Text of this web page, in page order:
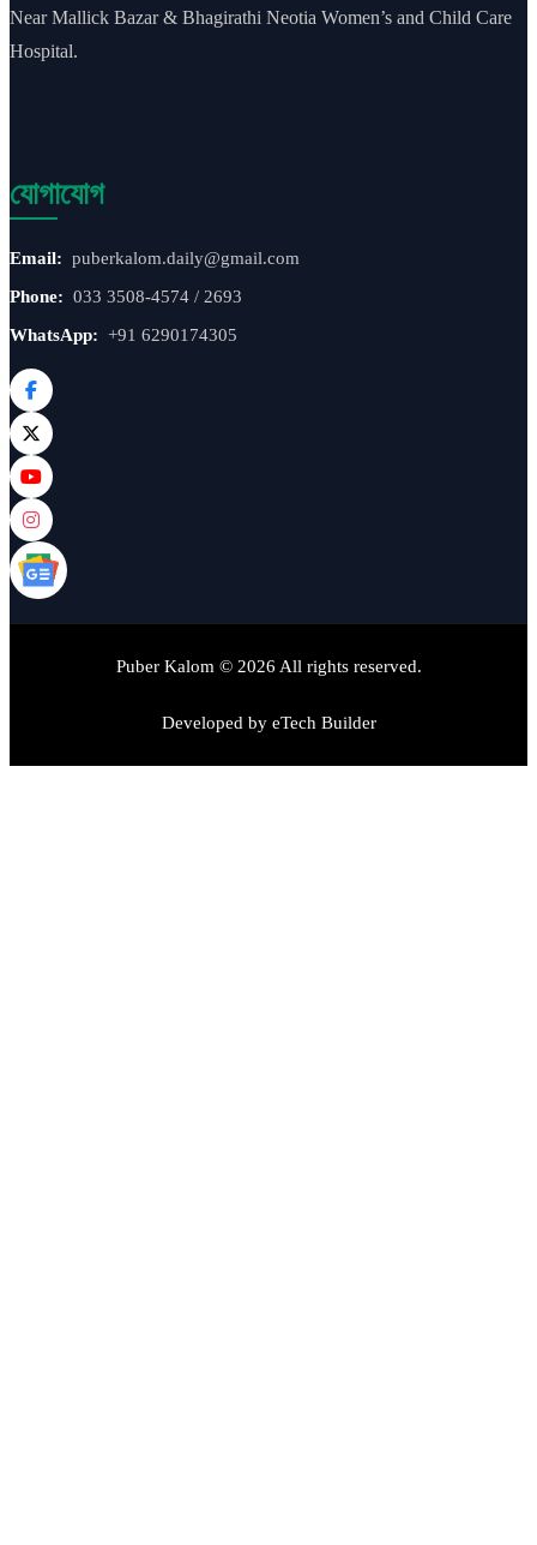
Near Mallick Bazar & Bhagirathi Neotia Women’s and Child Care
Hospital.
যোগাযোগ
Email: puberkalom.daily@gmail.com
Phone: 033 3508-4574 / 2693
WhatsApp: +91 6290174305
Puber Kalom © 2026 All rights reserved.
Developed by eTech Builder